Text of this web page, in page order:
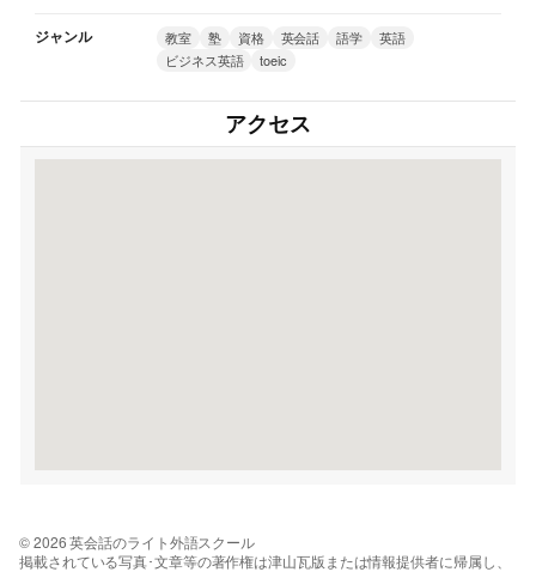
ジャンル 教室 塾 資格 英会話 語学
英語
ビジネス英語
toeic
アクセス
© 2026 英会話のライト外語スクール
掲載されている写真･文章等の著作権は津山瓦版または情報提供者に帰属し、